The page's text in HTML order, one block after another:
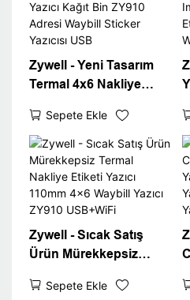
Zywell - Yeni Tasarım
Termal 4x6 Nakliye
ZY910 Adresi Waybill
Sticker Yazıcısı USB
Sepete Ekle
Zywell - Sıcak Satış
Ürün Mürekkepsiz
Yazıcı 110mm 4x6
Sepete Ekle